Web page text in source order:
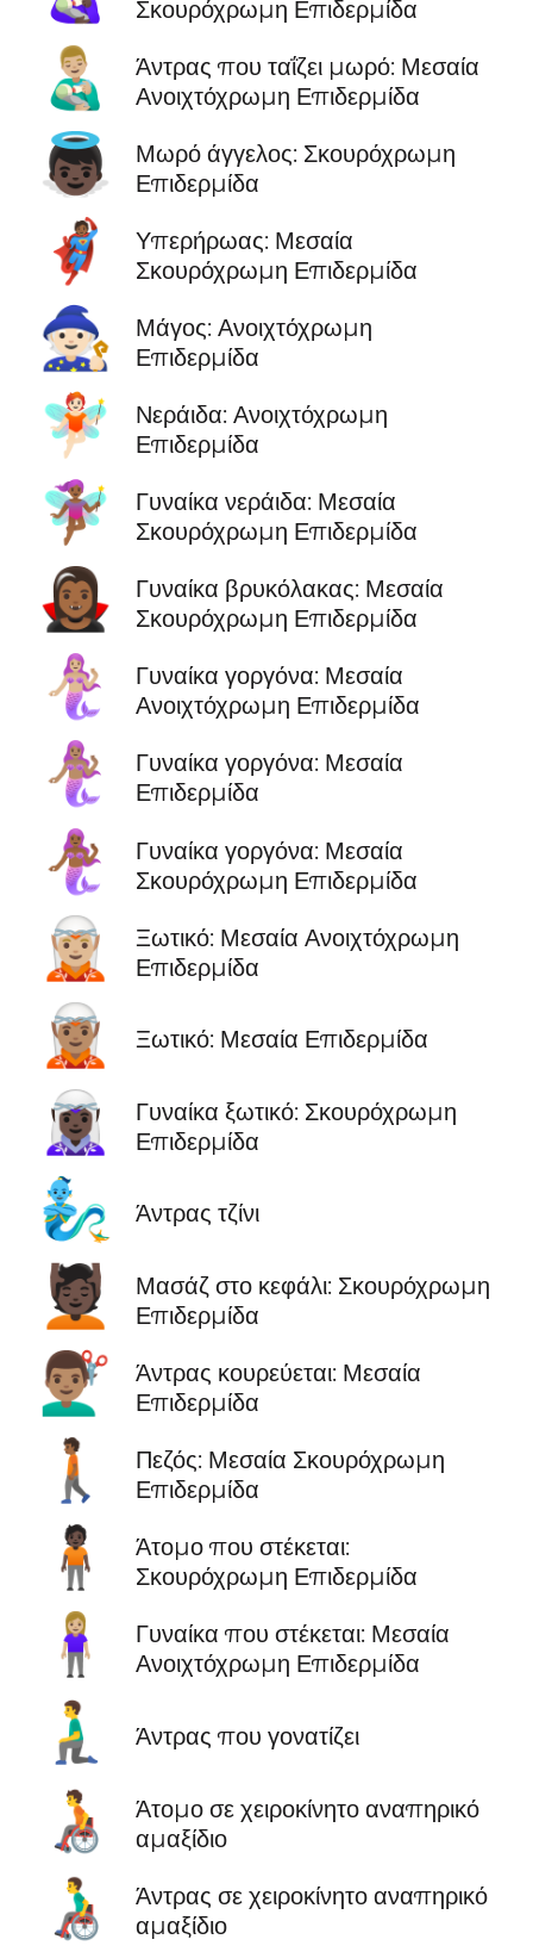
Σκουρόχρωμη Επιδερμίδα
👨🏼‍🍼
Άντρας που ταΐζει μωρό: Μεσαία
Ανοιχτόχρωμη Επιδερμίδα
👼🏿
Μωρό άγγελος: Σκουρόχρωμη
Επιδερμίδα
🦸🏾
Υπερήρωας: Μεσαία
Σκουρόχρωμη Επιδερμίδα
🧙🏻
Μάγος: Ανοιχτόχρωμη
Επιδερμίδα
🧚🏻
Νεράιδα: Ανοιχτόχρωμη
Επιδερμίδα
🧚🏾‍♀️
Γυναίκα νεράιδα: Μεσαία
Σκουρόχρωμη Επιδερμίδα
🧛🏾‍♀️
Γυναίκα βρυκόλακας: Μεσαία
Σκουρόχρωμη Επιδερμίδα
🧜🏼‍♀️
Γυναίκα γοργόνα: Μεσαία
Ανοιχτόχρωμη Επιδερμίδα
🧜🏽‍♀️
Γυναίκα γοργόνα: Μεσαία
Επιδερμίδα
🧜🏾‍♀️
Γυναίκα γοργόνα: Μεσαία
Σκουρόχρωμη Επιδερμίδα
🧝🏼
Ξωτικό: Μεσαία Ανοιχτόχρωμη
Επιδερμίδα
🧝🏽 Ξωτικό: Μεσαία Επιδερμίδα
🧝🏿‍♀️
Γυναίκα ξωτικό: Σκουρόχρωμη
Επιδερμίδα
🧞‍♂️ Άντρας τζίνι
💆🏿
Μασάζ στο κεφάλι: Σκουρόχρωμη
Επιδερμίδα
💇🏽‍♂️
Άντρας κουρεύεται: Μεσαία
Επιδερμίδα
🚶🏾
Πεζός: Μεσαία Σκουρόχρωμη
Επιδερμίδα
🧍🏿
Άτομο που στέκεται:
Σκουρόχρωμη Επιδερμίδα
🧍🏼‍♀️
Γυναίκα που στέκεται: Μεσαία
Ανοιχτόχρωμη Επιδερμίδα
🧎‍♂️ Άντρας που γονατίζει
🧑‍🦽
Άτομο σε χειροκίνητο αναπηρικό
αμαξίδιο
👨‍🦽
Άντρας σε χειροκίνητο αναπηρικό
αμαξίδιο